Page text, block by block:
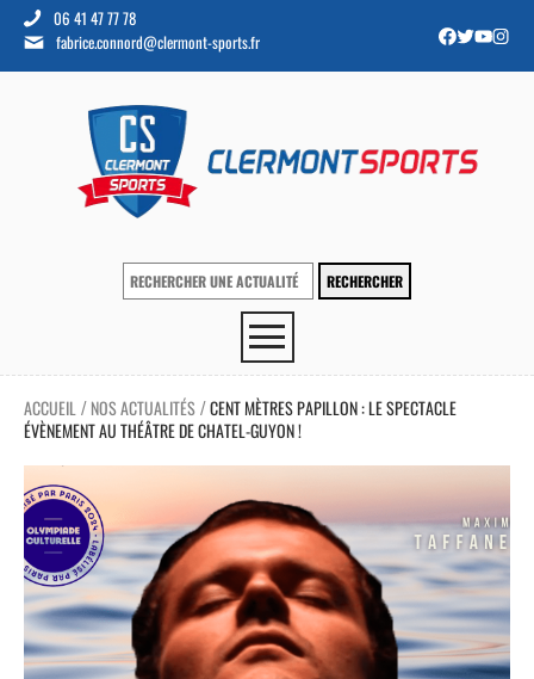
06 41 47 77 78
fabrice.connord@clermont-sports.fr
ACCUEIL / NOS ACTUALITÉS /CENT MÈTRES PAPILLON : LE SPECTACLE
ÉVÈNEMENT AU THÉÂTRE DE CHATEL-GUYON !